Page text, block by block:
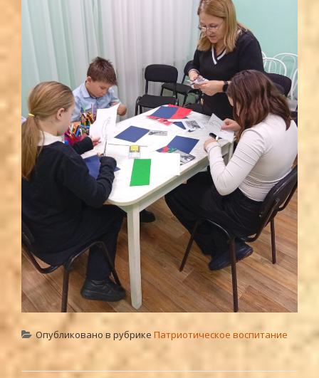
Опубликовано в рубрике Патриотическое воспитание